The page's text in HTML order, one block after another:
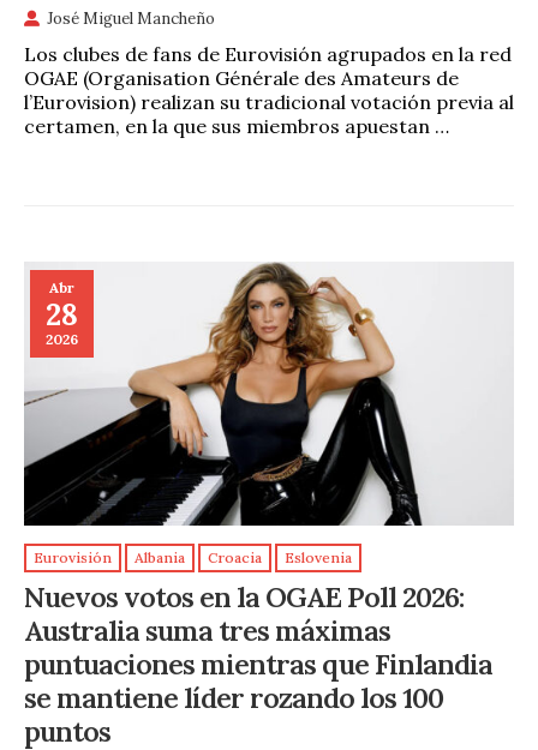
José Miguel Mancheño
Los clubes de fans de Eurovisión agrupados en la red
OGAE (Organisation Générale des Amateurs de
l’Eurovision) realizan su tradicional votación previa al
certamen, en la que sus miembros apuestan …
Abr
28
2026
Eurovisión Albania Croacia Eslovenia
Nuevos votos en la OGAE Poll 2026:
Australia suma tres máximas
puntuaciones mientras que Finlandia
se mantiene líder rozando los 100
puntos